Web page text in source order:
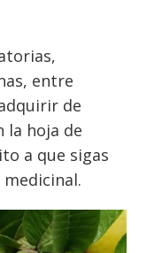
entre
de
la hoja de
a que sigas